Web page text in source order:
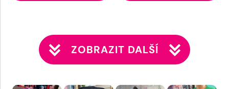
ZOBRAZIT DALŠÍ